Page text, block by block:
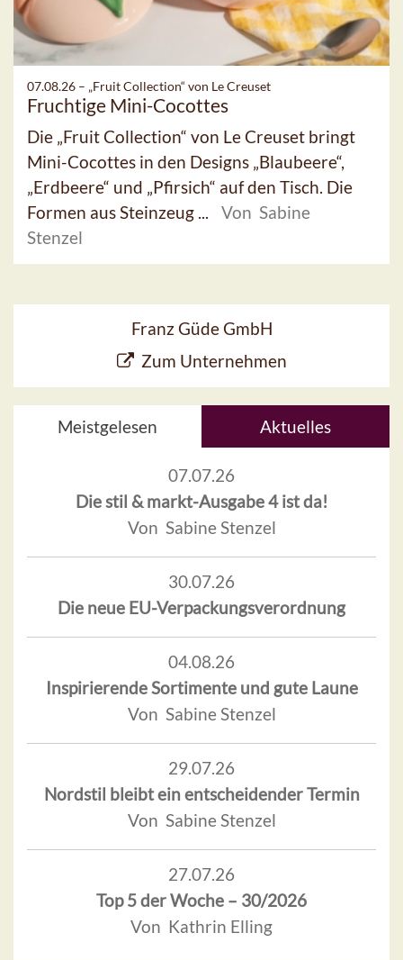
07.08.26 – „Fruit Collection“ von Le Creuset
Fruchtige Mini-Cocottes
Die „Fruit Collection“ von Le Creuset bringt
Mini-Cocottes in den Designs „Blaubeere“,
„Erdbeere“ und „Pfirsich“ auf den Tisch. Die
Formen aus Steinzeug ...
Von Sabine
Stenzel
Franz Güde GmbH
Zum Unternehmen
Meistgelesen Aktuelles
07.07.26
Die stil & markt-Ausgabe 4 ist da!
Von Sabine Stenzel
30.07.26
Die neue EU-Verpackungsverordnung
04.08.26
Inspirierende Sortimente und gute Laune
Von Sabine Stenzel
29.07.26
Nordstil bleibt ein entscheidender Termin
Von Sabine Stenzel
27.07.26
Top 5 der Woche – 30/2026
Von Kathrin Elling